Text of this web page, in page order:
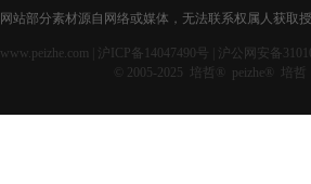
网站部分素材源自网络或媒体，无法联系权属人获取
www.peizhe.com 沪ICP备14047490号
沪公网安备
© 2005-2025 培哲® peizhe® 培哲